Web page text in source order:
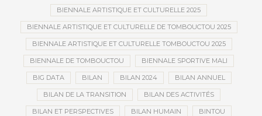
BIENNALE ARTISTIQUE ET CULTURELLE 2025
BIENNALE ARTISTIQUE ET CULTURELLE DE TOMBOUCTOU 2025
BIENNALE ARTISTIQUE ET CULTURELLE TOMBOUCTOU 2025
BIENNALE DE TOMBOUCTOU BIENNALE SPORTIVE MALI
BIG DATA BILAN BILAN 2024 BILAN ANNUEL
BILAN DE LA TRANSITION BILAN DES ACTIVITÉS
BILAN ET PERSPECTIVES BILAN HUMAIN BINTOU